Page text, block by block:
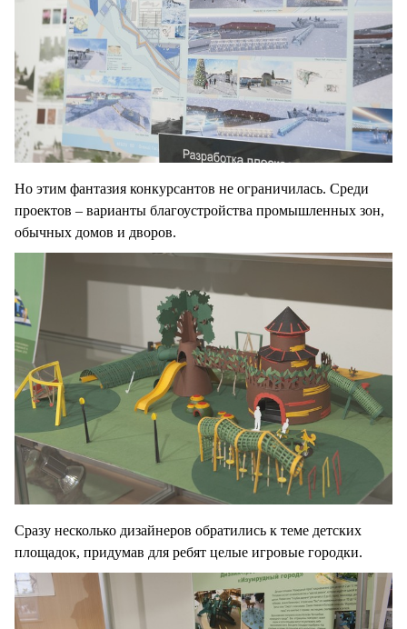
Но этим фантазия конкурсантов не ограничилась. Среди
проектов – варианты благоустройства промышленных зон,
обычных домов и дворов.
Сразу несколько дизайнеров обратились к теме детских
площадок, придумав для ребят целые игровые городки.